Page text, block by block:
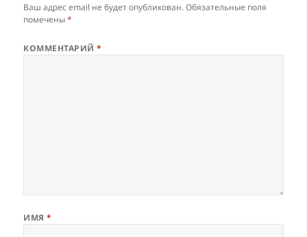
Ваш адрес email не будет опубликован. Обязательные поля
помечены*
КОММЕНТАРИЙ*
ИМЯ*